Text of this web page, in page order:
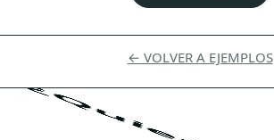
← VOLVER A EJEMPLOS